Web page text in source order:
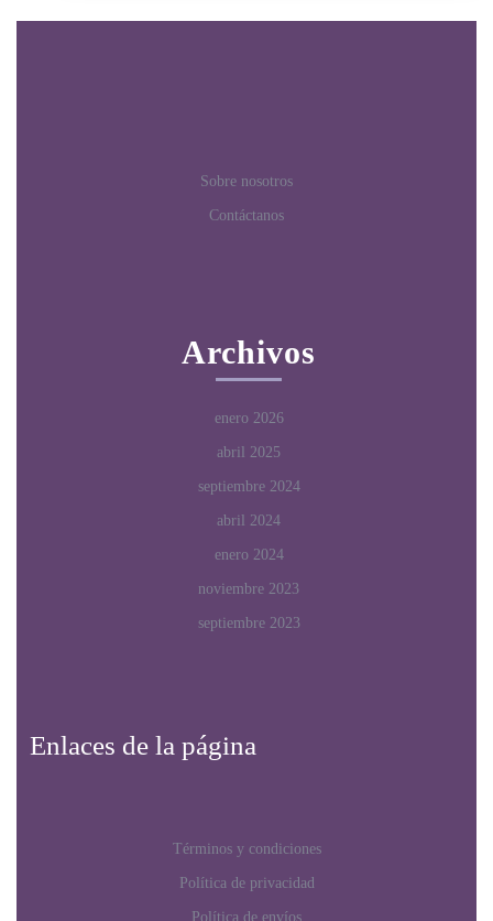
Sobre nosotros
Contáctanos
Archivos
enero 2026
abril 2025
septiembre 2024
abril 2024
enero 2024
noviembre 2023
septiembre 2023
Enlaces de la página
Términos y condiciones
Política de privacidad
Política de envíos